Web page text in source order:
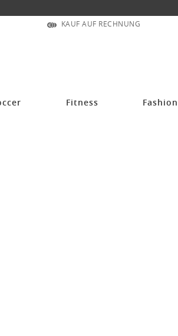
KAUF AUF RECHNUNG
Fitness Fashion